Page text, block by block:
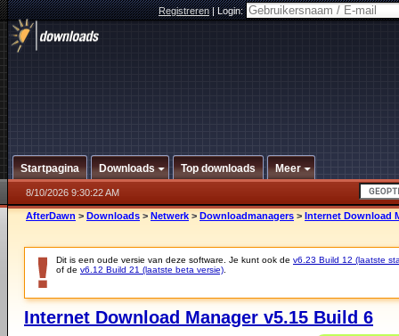
Registreren|Login:
Startpagina Downloads Top downloads Meer
8/10/2026 9:30:22 AM
AfterDawn > Downloads > Netwerk > Downloadmanagers > Internet Download
Dit is een oude versie van deze software. Je kunt ook de v6.23 Build 12 (laatste
of de v6.12 Build 21 (laatste beta versie)
Internet Download Manager v5.15 Build 6